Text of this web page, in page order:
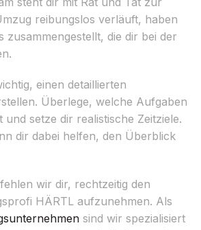
reibungslos verläuft, haben
zusammengestellt, die dir bei der
einen detaillierten
Überlege, welche Aufgaben
und setze dir realistische Zeitziele.
dir dabei helfen, den Überblick
wir dir, rechtzeitig den
HÄRTL aufzunehmen. Als
sind wir spezialisiert